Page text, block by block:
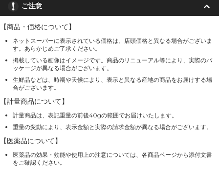
ご注意
【商品・価格について】
ネットスーパーに表示されている価格は、店頭価格と異なる場合がございま
す。あらかじめご了承ください。
掲載している画像はイメージです。商品のリニューアル等により、実際のパ
ッケージが異なる場合がございます。
生鮮品などは、時期や天候により、表示と異なる産地の商品をお届けする場
合がございます。
【計量商品について】
計量商品は、表記重量の前後40gの範囲でお届けいたします。
重量の変動により、表示金額と実際の請求金額が異なる場合がございます。
【医薬品について】
医薬品の効果・効能や使用上の注意については、各商品ページから添付文書
をご確認ください。